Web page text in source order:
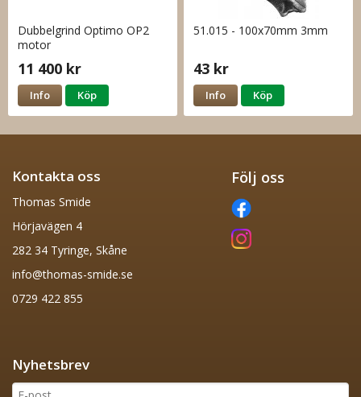
Dubbelgrind Optimo OP2
motor
11 400 kr
Info Köp
51.015 - 100x70mm 3mm
43 kr
Info Köp
Kontakta oss
Thomas Smide
Hörjavägen 4
282 34 Tyringe, Skåne
info@thomas-smide.se
0729 422 855
Följ oss
Nyhetsbrev